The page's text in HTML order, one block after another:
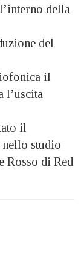
della
del
il
l’uscita
il
studio
Rosso di Red